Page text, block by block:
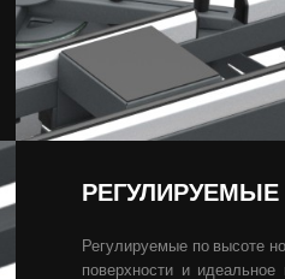
Регулируемые по высоте
поверхности и